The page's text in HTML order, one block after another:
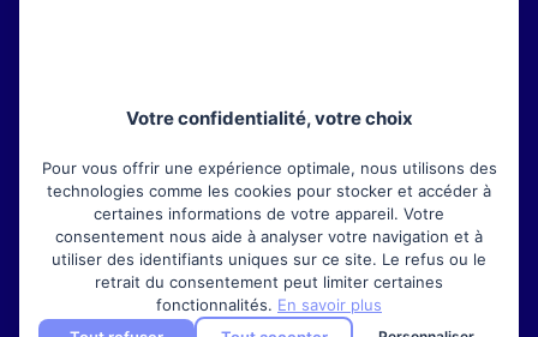
BLOG TECHNOLOGIQUE
techno
Méphivio Sarl • 2009-2025 • N° Siret : 510 517 444
Votre confidentialité, votre choix
Pour vous offrir une expérience optimale, nous utilisons des
technologies comme les cookies pour stocker et accéder à
certaines informations de votre appareil. Votre
consentement nous aide à analyser votre navigation et à
utiliser des identifiants uniques sur ce site. Le refus ou le
retrait du consentement peut limiter certaines
fonctionnalités. En savoir plus